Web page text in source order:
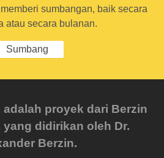
sumbangan, baik secara
atau secara bulanan.
Sumbang
proyek dari Berzin
yang didirikan oleh Dr.
Berzin.